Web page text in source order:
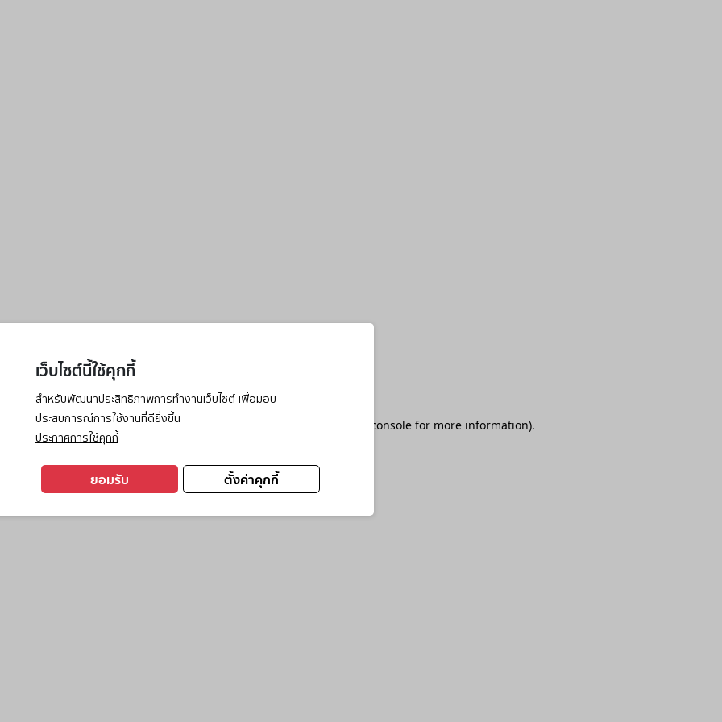
เว็บไซต์นี้ใช้คุกกี้
สำหรับพัฒนาประสิทธิภาพการทำงานเว็บไซต์ เพื่อมอบ
ประสบการณ์การใช้งานที่ดียิ่งขึ้น
ประกาศการใช้คุกกี้
ตั้งค่าคุกกี้
ยอมรับ
has occurred while loading browser console for more information).